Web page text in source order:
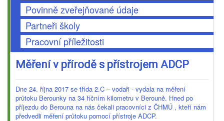
Povinně zveřejňované údaje
Partneři školy
Pracovní příležitosti
Měření v přírodě s přístrojem ADCP
Dne 24. října 2017 se třída 2.C – vodaři - vydala na měření
průtoku Berounky na 34 říčním kilometru v Berouně. Hned po
příjezdu do Berouna na nás čekali pracovníci z ČHMÚ , kteří nám
předvedli měření průtoku pomocí přístroje ADCP.